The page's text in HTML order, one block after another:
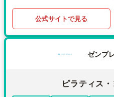
公式サイトで見る
ゼンプ
ピラティス